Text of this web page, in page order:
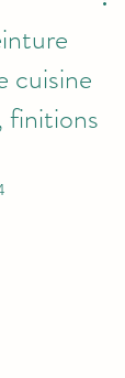
cuisine
finitions